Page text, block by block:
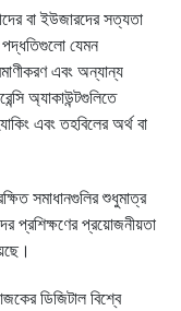
বা ইউজারদের সত্যতা
পদ্ধতিগুলো যেমন
এবং অন্যান্য
অ্যাকাউন্টগুলিতে
এবং তহবিলের অর্থ বা
সমাধানগুলির শুধুমাত্র
প্রশিক্ষণের প্রয়োজনীয়তা
ডিজিটাল বিশ্বে